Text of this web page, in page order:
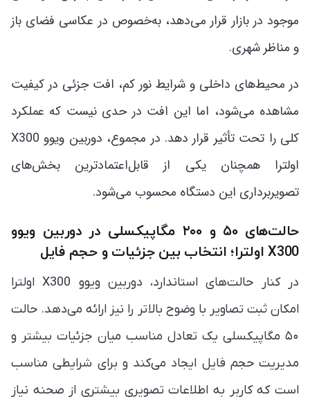
موجود در بازار قرار می‌دهد، به‌خصوص در عکاسی فضای باز
و مناظر شهری.
در محیط‌های داخلی و شرایط نور کم، افت جزئی در کیفیت
مشاهده می‌شود، اما این افت در حدی نیست که عملکرد
کلی را تحت تأثیر قرار دهد. در مجموع، دوربین ویوو X300
اولترا همچنان یکی از قابل‌اعتمادترین بخش‌های
تصویربرداری این دستگاه محسوب می‌شود.
حالت‌های ۵۰ و ۲۰۰ مگاپیکسلی در دوربین ویوو
X300 اولترا؛ انتخاب بین جزئیات و حجم فایل
در کنار حالت‌های استاندارد، دوربین ویوو X300 اولترا
امکان ثبت تصاویر با وضوح بالاتر را نیز ارائه می‌دهد. حالت
۵۰ مگاپیکسلی یک تعادل مناسب میان جزئیات بیشتر و
مدیریت حجم فایل ایجاد می‌کند و برای شرایطی مناسب
است که کاربر به اطلاعات تصویری بیشتری از صحنه نیاز